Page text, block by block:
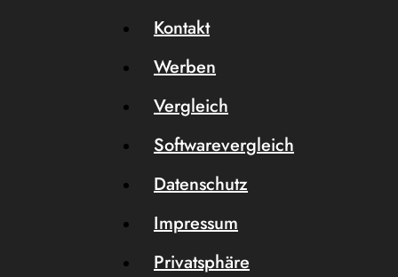
Kontakt
Werben
Vergleich
Softwarevergleich
Datenschutz
Impressum
Privatsphäre